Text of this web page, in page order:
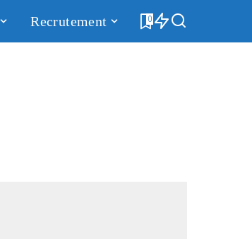
Recrutement 0